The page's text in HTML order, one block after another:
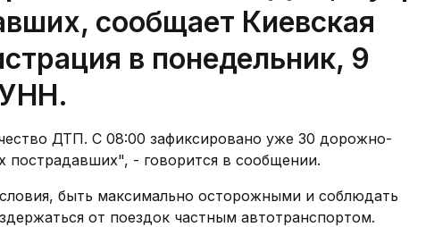
сообщает Киевская
в понедельник, 9
ДТП. С 08:00 зафиксировано уже 30 дорожно-
- говорится в сообщении.
быть максимально осторожными и соблюдать
от поездок частным автотранспортом.